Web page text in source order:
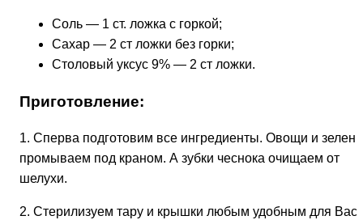
Соль — 1 ст. ложка с горкой;
Сахар — 2 ст ложки без горки;
Столовый уксус 9% — 2 ст ложки.
Приготовление:
1. Сперва подготовим все ингредиенты. Овощи и зелень
промываем под краном. А зубки чеснока очищаем от
шелухи.
2. Стерилизуем тару и крышки любым удобным для Вас